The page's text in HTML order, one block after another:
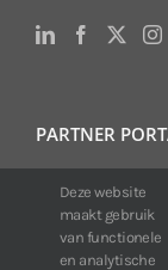
PARTNER
For IDIS
24/7 availability,
Web:https://
Deze website
maakt gebruik
van functionele
en analytische